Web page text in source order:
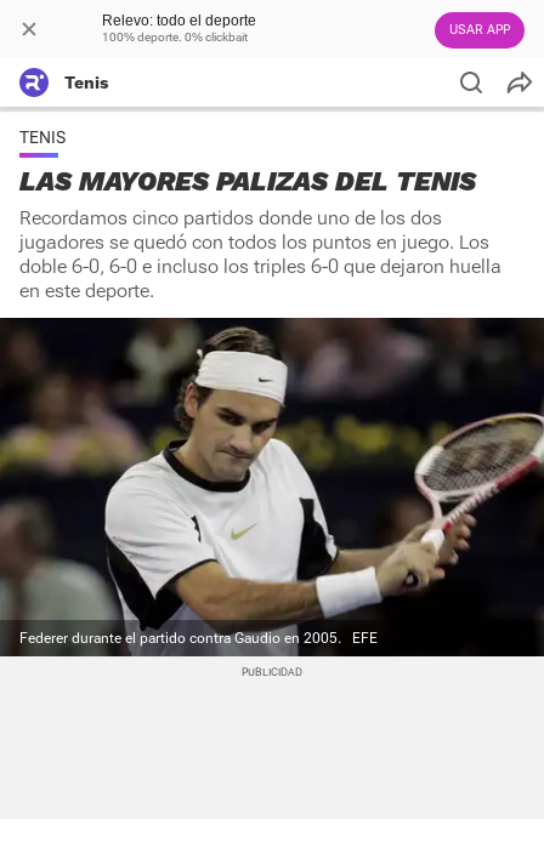
Relevo: todo el deporte
100% deporte. 0% clickbait USAR APP
Tenis
TENIS
LAS MAYORES PALIZAS DEL TENIS
Recordamos cinco partidos donde uno de los dos
jugadores se quedó con todos los puntos en juego. Los
doble 6-0, 6-0 e incluso los triples 6-0 que dejaron huella
en este deporte.
Federer durante el partido contra Gaudio en 2005. EFE